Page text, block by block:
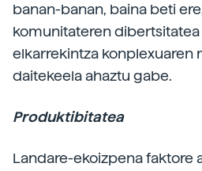
banan-banan, baina beti
komunitateren
elkarrekintza konplexuaren
daitekeela ahaztu gabe.
Produktibitatea
Landare-ekoizpena faktore